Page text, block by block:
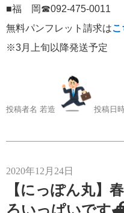
■福 岡☎092-475-0011
無料パンフレット請求はこ
※3月上旬以降発送予定
投稿者名 若造 投稿日
2020年12月24日
【にっぽん丸】